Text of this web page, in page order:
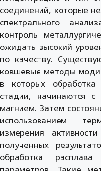
соединений, которые
спектрального
контроль
ожидать высокий
по качеству.
ковшевые методы
в которых
стадии, начинаются с
магнием. Затем
использованием
измерения
полученных
обработка